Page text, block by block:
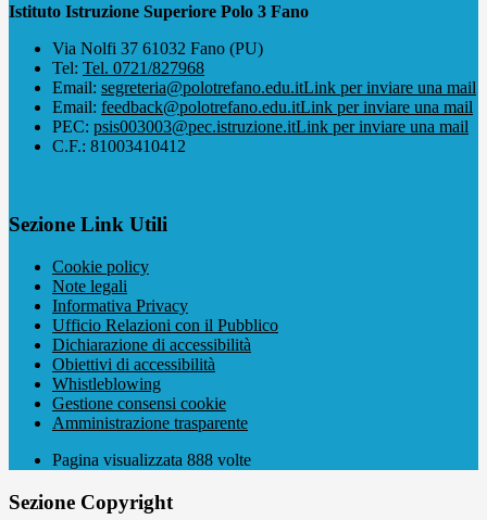
Istituto Istruzione Superiore Polo 3 Fano
Via Nolfi 37 61032 Fano (PU)
Tel: Tel. 0721/827968
Email: segreteria@polotrefano.e​du.itLink per inviare una mail
Email: feedback@polotrefano.edu.itLink per inviare una mail
PEC: psis003003@pec.istruzione.itLink per inviare una mail
C.F.: 81003410412
Sezione Link Utili
Cookie policy
Note legali
Informativa Privacy
Ufficio Relazioni con il Pubblico
Dichiarazione di accessibilità
Obiettivi di accessibilità
Whistleblowing
Gestione consensi cookie
Amministrazione trasparente
Pagina visualizzata 888 volte
Sezione Copyright